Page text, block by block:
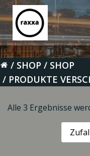
SHOP
SHOP
PRODUKTE
Alle 3 Ergebnisse